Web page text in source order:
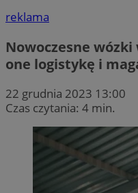
reklama
Nowoczesne
one logistykę i
22 grudnia 2023 13:00
Czas czytania: 4 min.